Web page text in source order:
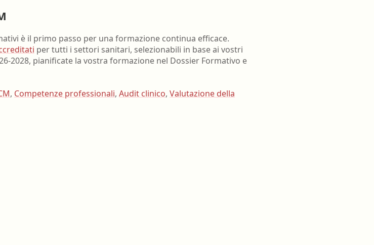
è il primo passo per una formazione continua efficace.
per tutti i settori sanitari, selezionabili in base ai vostri
2028, pianificate la vostra formazione nel Dossier Formativo e
, Competenze professionali, Audit clinico, Valutazione della